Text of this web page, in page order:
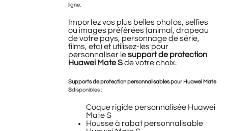
ligne.
Importez vos plus belles photos, selfies
ou images préférées (animal, drapeau
de votre pays, personnage de série,
films, etc) et utilisez-les pour
personnaliser lesupport de protection
Huawei Mate Sde votre choix.
Supports de protection personnalisables pour Huawei Mate
Sdisponibles :
Coque rigide personnalisée Huawei
Mate S
Housse à rabat personnalisable